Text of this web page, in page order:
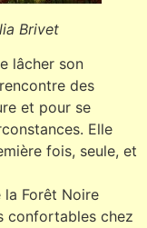
Brivet
lâcher son
des
et pour se
Elle
fois, seule, et
la Forêt Noire
confortables chez